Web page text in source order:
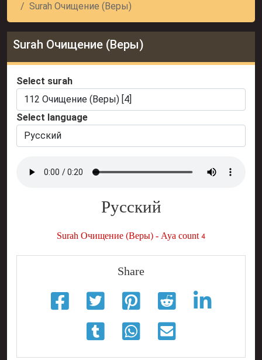
Surah Очищение (Веры)
Surah Очищение (Веры)
Select surah
Select language
Русский
Surah Очищение (Веры) - Aya count 4
Share